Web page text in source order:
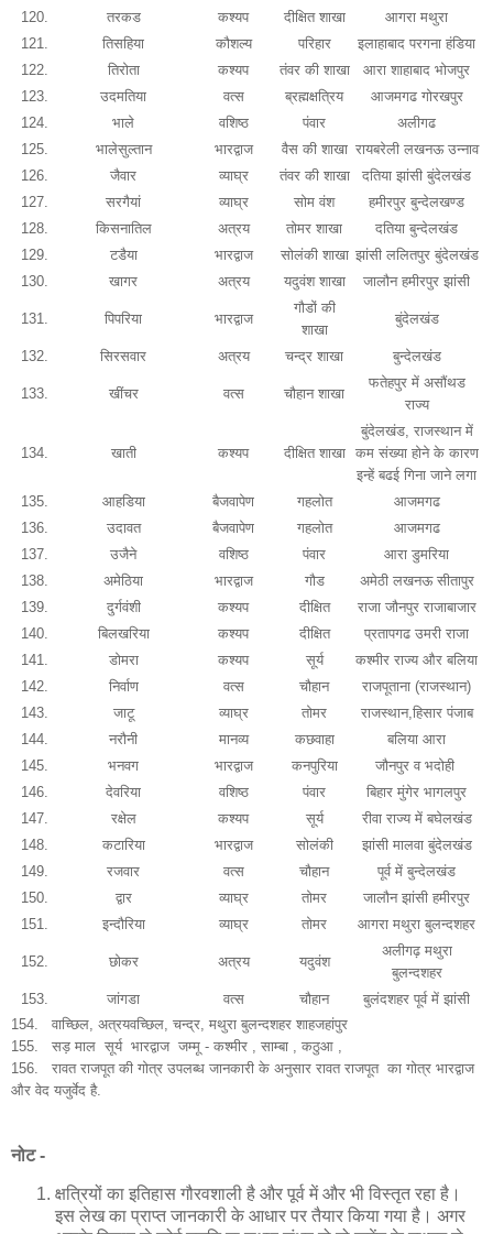
120.
तरकड कश्यप दीक्षित शाखा
आगरा मथुरा
121.
तिसहिया कौशल्य परिहार
इलाहाबाद परगना हंडिया
122.
तिरोता कश्यप तंवर की शाखा
आरा शाहाबाद भोजपुर
123.
उदमतिया वत्स ब्रह्मक्षत्रिय
आजमगढ गोरखपुर
124.
भाले वशिष्ठ पंवार
अलीगढ
125.
भालेसुल्तान भारद्वाज वैस की शाखा रायबरेली लखनऊ उन्नाव
126.
जैवार व्याघ्र तंवर की शाखा
दतिया झांसी बुंदेलखंड
127.
सरगैयां व्याघ्र सोम वंश
हमीरपुर बुन्देलखण्ड
128.
किसनातिल अत्रय तोमर शाखा
दतिया बुन्देलखंड
129.
टडैया भारद्वाज सोलंकी शाखा झांसी ललितपुर बुंदेलखंड
130.
खागर अत्रय यदुवंश शाखा जालौन हमीरपुर झांसी
131. पिपरिया भारद्वाज
गौडों की
शाखा
बुंदेलखंड
132. सिरसवार अत्रय चन्द्र शाखा बुन्देलखंड
133. खींचर वत्स चौहान शाखा
फतेहपुर में असौंथड
राज्य
134. खाती कश्यप दीक्षित शाखा
बुंदेलखंड, राजस्थान में
कम संख्या होने के कारण
इन्हें बढई गिना जाने लगा
135.
आहडिया बैजवापेण गहलोत
आजमगढ
136.
उदावत बैजवापेण गहलोत
आजमगढ
137.
उजैने वशिष्ठ पंवार
आरा डुमरिया
138.
अमेठिया भारद्वाज गौड
अमेठी लखनऊ सीतापुर
139.
दुर्गवंशी कश्यप दीक्षित
राजा जौनपुर राजाबाजार
140.
बिलखरिया कश्यप दीक्षित
प्रतापगढ उमरी राजा
141.
डोमरा कश्यप सूर्य
कश्मीर राज्य और बलिया
142.
निर्वाण वत्स चौहान
राजपूताना (राजस्थान)
143.
जाटू व्याघ्र तोमर
राजस्थान,हिसार पंजाब
144.
नरौनी मानव्य कछवाहा
बलिया आरा
145.
भनवग भारद्वाज कनपुरिया
जौनपुर व भदोही
146.
देवरिया वशिष्ठ पंवार
बिहार मुंगेर भागलपुर
147.
रक्षेल कश्यप सूर्य
रीवा राज्य में बघेलखंड
148.
कटारिया भारद्वाज सोलंकी
झांसी मालवा बुंदेलखंड
149.
रजवार वत्स चौहान
पूर्व में बुन्देलखंड
150.
द्वार व्याघ्र तोमर
जालौन झांसी हमीरपुर
151.
इन्दौरिया व्याघ्र तोमर आगरा मथुरा बुलन्दशहर
152. छोकर अत्रय यदुवंश
अलीगढ़ मथुरा
बुलन्दशहर
153.
जांगडा वत्स चौहान
बुलंदशहर पूर्व में झांसी
154. वाच्छिल, अत्रयवच्छिल, चन्द्र, मथुरा बुलन्दशहर शाहजहांपुर
155. सड़ माल सूर्य भारद्वाज जम्मू - कश्मीर , साम्बा , कठुआ ,
156. रावत राजपूत की गोत्र उपलब्ध जानकारी के अनुसार रावत राजपूत का गोत्र भारद्वाज
और वेद यजुर्वेद है.
नोट -
क्षत्रियों का इतिहास गौरवशाली है और पूर्व में और भी विस्तृत रहा है।
इस लेख का प्राप्त जानकारी के आधार पर तैयार किया गया है। अगर